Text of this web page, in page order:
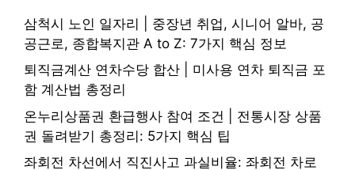
삼척시 노인 일자리 | 중장년 취업, 시니어 알바, 공
공근로, 종합복지관 A to Z: 7가지 핵심 정보
퇴직금계산 연차수당 합산 | 미사용 연차 퇴직금 포
함 계산법 총정리
온누리상품권 환급행사 참여 조건 | 전통시장 상품
권 돌려받기 총정리: 5가지 핵심 팁
좌회전 차선에서 직진사고 과실비율: 좌회전 차로